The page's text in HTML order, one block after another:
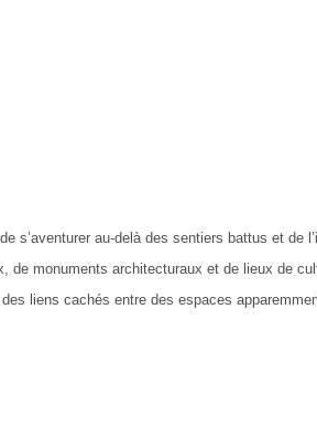
s’aventurer au-delà des sentiers battus et de
de monuments architecturaux et de lieux de
liens cachés entre des espaces